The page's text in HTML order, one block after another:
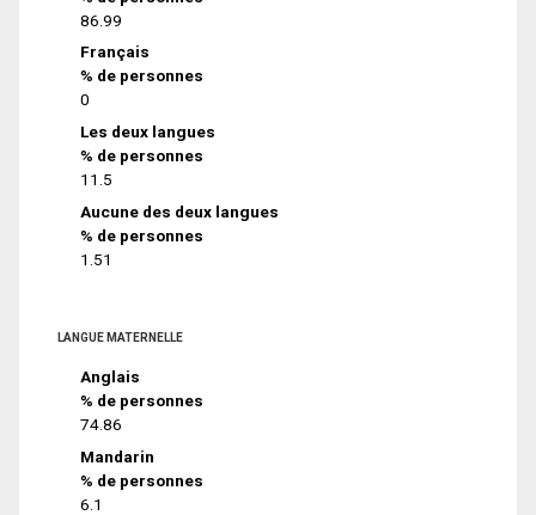
86.99
Français
% de personnes
0
Les deux langues
% de personnes
11.5
Aucune des deux langues
% de personnes
1.51
LANGUE MATERNELLE
Anglais
% de personnes
74.86
Mandarin
% de personnes
6.1